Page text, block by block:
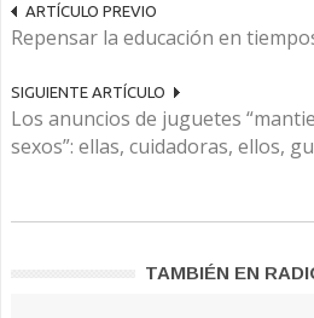
ARTÍCULO PREVIO
Repensar la educación en
SIGUIENTE ARTÍCULO
Los anuncios de juguetes
sexos”: ellas, cuidadoras, ellos,
TAMBIÉN EN